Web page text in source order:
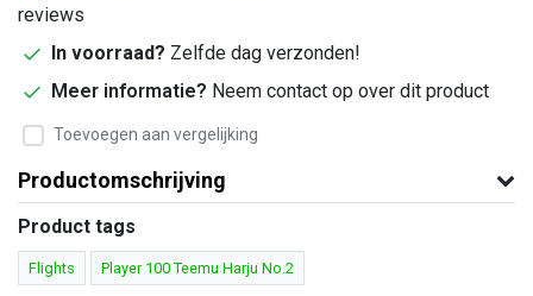
reviews
In voorraad? Zelfde dag verzonden!
Meer informatie? Neem contact op over dit product
Toevoegen aan vergelijking
Productomschrijving
Product tags
Flights Player 100 Teemu Harju No.2